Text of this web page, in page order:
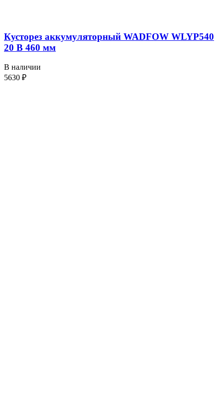
Кусторез аккумуляторный WADFOW WLYP540
20 В 460 мм
В наличии
5630 ₽